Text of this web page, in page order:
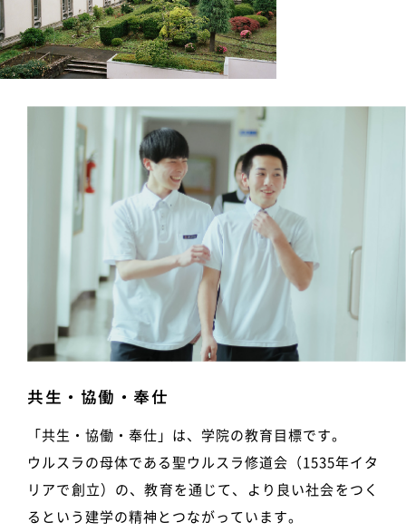
共生・協働・奉仕
「共生・協働・奉仕」は、学院の教育目標です。
ウルスラの母体である聖ウルスラ修道会（1535年イタ
リアで創立）の、教育を通じて、より良い社会をつく
るという建学の精神とつながっています。